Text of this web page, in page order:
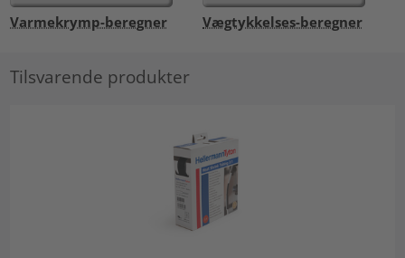
Varmekrymp-beregner Vægtykkelses-beregner
Tilsvarende produkter